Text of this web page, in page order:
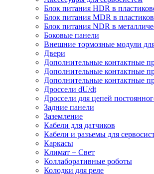
Блок питания HDR в
Блок питания MDR в
Блок питания NDR в
Боковые панели
Внешние тормозные модули
Двери
Дополнительные контактные
Дополнительные контактные
Дополнительные контактные
Дроссели dU/dt
Дроссели для цепей
Задние панели
Заземление
Кабели для датчиков
Кабели и разъемы для
Каркасы
Климат + Свет
Коллаборативные роботы
Колодки для реле